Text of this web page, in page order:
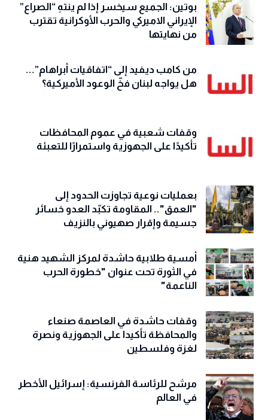
بوتين: الجميع سيخسر إذا لم ينتهِ “الصراع”
الإيراني الاميركي والحرب الأوكرانية تقترب
من نهايتها
من كامب ديفيد إلى “اتفاقيات أبراهام”...
هل يواجه لبنان فخّ الوعود الأميركية؟
وقفات شعبية في عموم المحافظات
تأكيدًا على الجهوزية واستمرارًا للتعبئة
بعمليات نوعية تجاوزت الحدود إلى
"العمق".. المقاومة تكبّد العدو خسائر
جسيمة وإقرار صهيوني بالنزيف
أمسية طلابية حاشدة لمركز الشهيد هنية
في الثورة تحت عنوان "خطورة الحرب
الناعمة"
وقفات حاشدة في العاصمة صنعاء
والمحافظة تأكيدا على الجهوزية ونصرة
لغزة وفلسطين
مرشح للرئاسة الفرنسية: إسرائيل الأخطر
في العالم